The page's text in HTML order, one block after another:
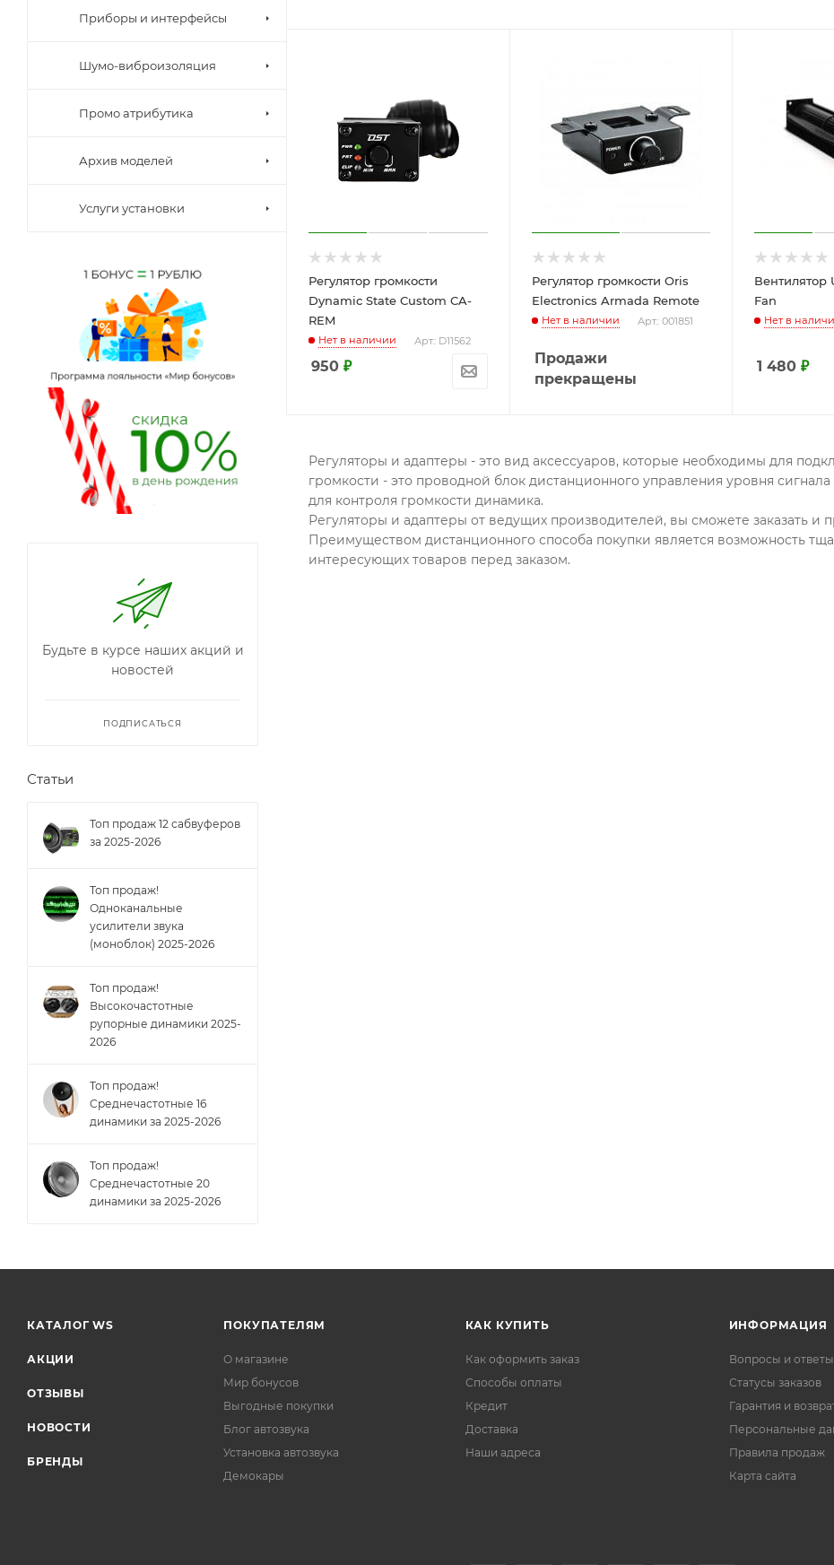
Регулятор громкости
Dynamic State Custom CA-
REM
Нет в наличии Арт.: D11562
950 ₽
Регулятор громкости Oris
Electronics Armada Remote
Нет в наличии Арт.: 001851
Продажи
прекращены
Вентилятор
Fan
Нет в
1 480 ₽
Регуляторы и адаптеры - это вид аксессуаров, которые необходимы для
громкости - это проводной блок дистанционного управления уровня
для контроля громкости динамика.
Регуляторы и адаптеры от ведущих производителей, вы сможете заказать и
Преимуществом дистанционного способа покупки является возможность
интересующих товаров перед заказом.
Приборы и интерфейсы
Шумо-виброизоляция
Промо атрибутика
Архив моделей
Услуги установки
Будьте в курсе наших акций и
новостей
ПОДПИСАТЬСЯ
Статьи
Топ продаж 12 сабвуферов
за 2025-2026
Топ продаж!
Одноканальные
усилители звука
(моноблок) 2025-2026
Топ продаж!
Высокочастотные
рупорные динамики 2025-
2026
Топ продаж!
Cреднечастотные 16
динамики за 2025-2026
Топ продаж!
Cреднечастотные 20
динамики за 2025-2026
КАТАЛОГ WS
АКЦИИ
ОТЗЫВЫ
НОВОСТИ
БРЕНДЫ
ПОКУПАТЕЛЯМ
О магазине
Мир бонусов
Выгодные покупки
Блог автозвука
Установка автозвука
Демокары
КАК КУПИТЬ
Как оформить заказ
Способы оплаты
Кредит
Доставка
Наши адреса
ИНФОРМАЦИЯ
Вопросы и ответы
Статусы заказов
Гарантия и
Персональные
Правила продаж
Карта сайта